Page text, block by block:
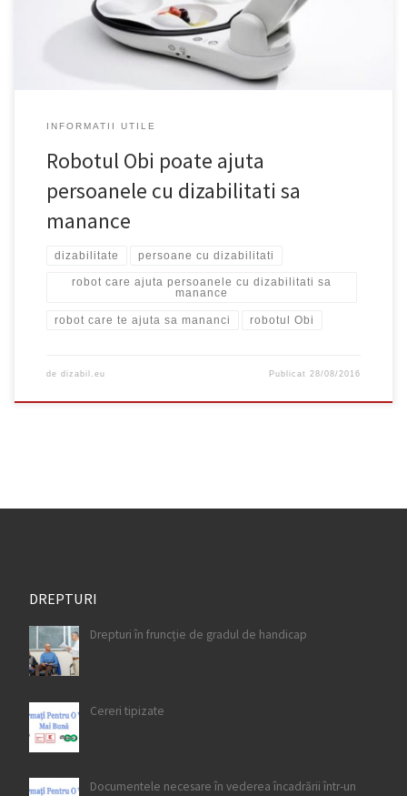
se spele instrumentele folosite. El […]
INFORMATII UTILE
Robotul Obi poate ajuta
persoanele cu dizabilitati sa
manance
dizabilitate persoane cu dizabilitati
robot care ajuta persoanele cu dizabilitati sa
manance
robot care te ajuta sa mananci robotul Obi
de dizabil.eu Publicat 28/08/2016
DREPTURI
Drepturi în fruncție de gradul de handicap
Cereri tipizate
Documentele necesare în vederea încadrării într-un